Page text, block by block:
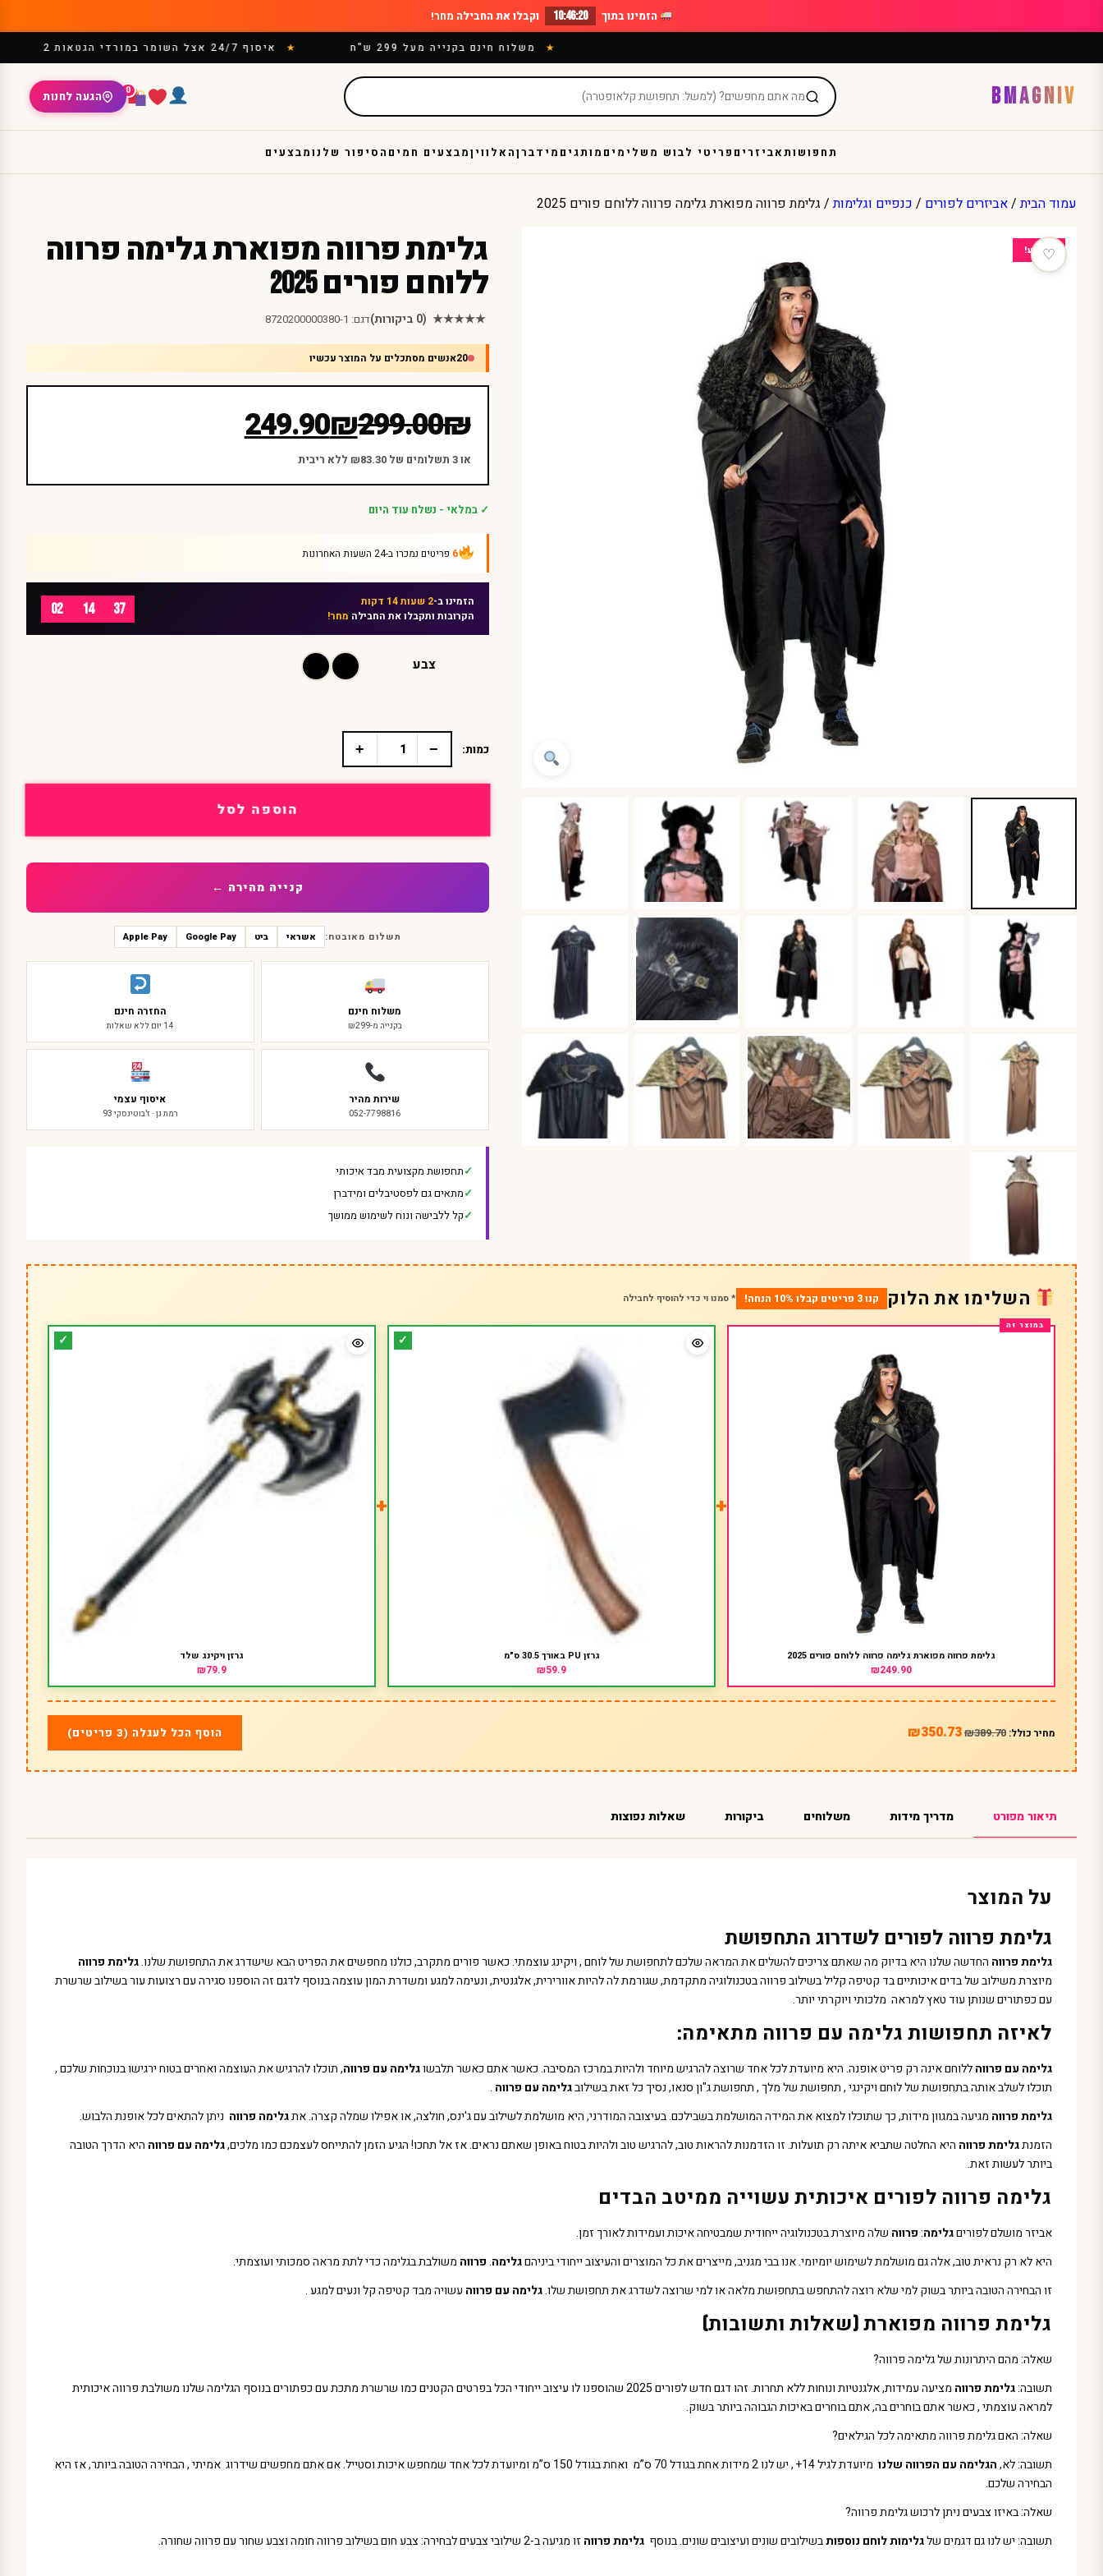
to
הזמינו בתוך 10:46:18 וקבלו את החבילה מחר!
משלוח חינם בקנייה מעל 299 ש"ח איסוף 24/7 אצל השומר במורדי הגטאות 2
BMAGNIV
0 הגעה לחנות
תחפושותאביזרים פריטי לבוש משלימים מותגים מידברןהאלוויןמבצעים חמים הסיפור שלנומבצעים
עמוד הבית/אביזרים לפורים / כנפיים וגלימות/ גלימת פרווה מפוארת גלימה פרווה ללוחם פורים 2025
מבצע!
גלימת פרווה מפוארת גלימה פרווה
ללוחם פורים 2025
♡
★★★★★ (0 ביקורות) דגם: 8720200000380-1
20אנשים מסתכלים על המוצר עכשיו
₪
299.00המחיר
המקורי
היה:
₪
249.90
המחיר
הנוכחי
הוא:
או 3 תשלומים של ₪83.30 ללא ריבית
✓ במלאי - נשלח עוד היום
6 פריטים נמכרו ב-24 השעות האחרונות
הזמינו ב-2 שעות 14 דקות
הקרובות ותקבלו את החבילה מחר! 02 14 37
צבע
כמות
גלימת
גלימה
ללוחם
כמות: −
+
הוספה לסל
קנייה מהירה ←
תשלום מאובטח: אשראי ביט Google Pay
Apple Pay
משלוח חינם
בקנייה מ-₪299
החזרה חינם
14 יום ללא שאלות
שירות מהיר
052-7798816
איסוף עצמי
רמת גן · ז'בוטינסקי 93
תחפושת מקצועית מבד איכותי
מתאים גם לפסטיבלים ומידברן
קל ללבישה ונוח לשימוש ממושך
השלימו את הלוק קנו 3 פריטים קבלו 10% הנחה! * סמנו וי כדי להוסיף לחבילה
גלימת פרווה מפוארת גלימה פרווה ללוחם פורים 2025
₪249.90
+
גרזן PU באורך 30.5 ס"מ
₪59.9
+
גרזן ויקינג שלד
₪79.9
מחיר כולל: ₪389.70
₪350.73 הוסף הכל לעגלה (3 פריטים)
תיאור מפורט מדריך מידות משלוחים ביקורות שאלות נפוצות
על המוצר
גלימת פרווה לפורים לשדרוג התחפושת
גלימת פרווה החדשה שלנו היא בדיוק מה שאתם צריכים להשלים את המראה שלכם לתחפושת של לוחם , ויקינג עוצמתי. כאשר פורים מתקרב, כולנו מחפשים את הפריט הבא שישדרג את התחפושת שלנו.גלימת פרווה
מיוצרת משילוב של בדים איכותיים בד קטיפה קליל בשילוב פרווה בטכנולוגיה מתקדמת, שגורמת לה להיות אוורירית, אלגנטית, ונעימה למגע ומשדרת המון עוצמה בנוסף לדגם זה הוספנו סגירה עם רצועות עור בשילוב שרשרת
עם כפתורים שנותן עוד טאץ למראה מלכותי ויוקרתי יותר.
לאיזה תחפושות גלימה עם פרווה מתאימה:
גלימה עם פרווהללוחם אינה רק פריט אופנה. היא מיועדת לכל אחד שרוצה להרגיש מיוחד ולהיות במרכז המסיבה. כאשר אתם כאשר תלבשוגלימה עם פרווה, תוכלו להרגיש את העוצמה ואחרים בטוח ירגישו בנוכחות שלכם ,
תוכלו לשלב אותה בתחפושת של לוחם ויקינגי , תחפושת של מלך , תחפושת ג"ון סנאו, נסיך כל זאת בשילובגלימה עם פרווה .
גלימת פרווה מגיעה במגוון מידות, כך שתוכלו למצוא את המידה המושלמת בשבילכם. בעיצובה המודרני, היא מושלמת לשילוב עם ג'ינס, חולצה, או אפילו שמלה קצרה. אתגלימה פרווה ניתן להתאים לכל אופנת הלבוש.
הזמנתגלימת פרווה היא החלטה שתביא איתה רק תועלות. זו הזדמנות להראות טוב, להרגיש טוב ולהיות בטוח באופן שאתם נראים. אז אל תחכו! הגיע הזמן להתייחס לעצמכם כמו מלכים,גלימה עם פרווה היא הדרך הטובה
ביותר לעשות זאת.
גלימה פרווה לפורים איכותית עשוייה ממיטב הבדים
אביזר מושלם לפוריםגלימה:פרווה שלה מיוצרת בטכנולוגיה ייחודית שמבטיחה איכות ועמידות לאורך זמן.
היא לא רק נראית טוב, אלה גם מושלמת לשימוש יומיומי. אנו בבי מגניב, מייצרים את כל המוצרים והעיצוב ייחודי ביניהםגלימה.פרווה משולבת בגלימה כדי לתת מראה סמכותי ועוצמתי.
זו הבחירה הטובה ביותר בשוק למי שלא רוצה להתחפש בתחפושת מלאה או למי שרוצה לשדרג את תחפושת שלו.גלימה עם פרווה עשויה מבד קטיפה קל ונעים למגע .
גלימת פרווה מפוארת (שאלות ותשובות)
שאלה: מהם היתרונות של גלימה פרווה?
תשובה:גלימת פרווה
מציעה עמידות, אלגנטיות ונוחות ללא תחרות. זהו דגם חדש לפורים 2025 שהוספנו לו עיצוב ייחודי הכל בפרטים הקטנים כמו שרשרת מתכת עם כפתורים בנוסף הגלימה שלנו משולבת פרווה איכותית
למראה עוצמתי , כאשר אתם בוחרים בה, אתם בוחרים באיכות הגבוהה ביותר בשוק.
שאלה: האם גלימת פרווה מתאימה לכל הגילאים?
תשובה: לא,הגלימה עם הפרווה שלנו
מיועדת לגיל 14+ , יש לנו 2 מידות אחת בגודל 70 ס”מ ואחת בגודל 150 ס”מ ומיועדת לכל אחד שמחפש איכות וסטייל. אם אתם מחפשים שידרוג אמיתי , הבחירה הטובה ביותר, אז היא
הבחירה שלכם.
שאלה: באיזו צבעים ניתן לרכוש גלימת פרווה?
תשובה: יש לנו גם דגמים שלגלימות לוחם נוספותבשילובים שונים ועיצובים שונים. בנוסף גלימת פרווה זו מגיעה ב-2 שילובי צבעים לבחירה: צבע חום בשילוב פרווה חומה וצבע שחור עם פרווה שחורה.